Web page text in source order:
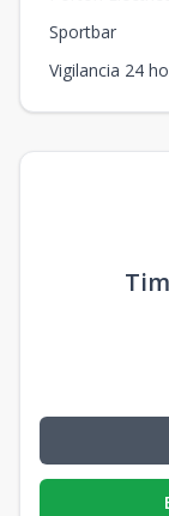
Sportbar
Vigilancia 24